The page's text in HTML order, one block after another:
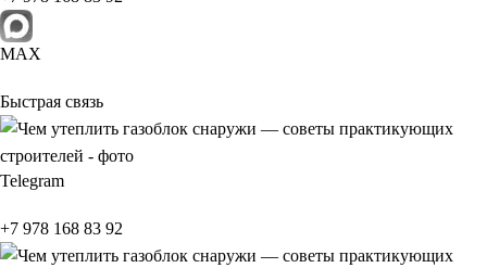
МАХ
Быстрая связь
Telegram
+7 978 168 83 92